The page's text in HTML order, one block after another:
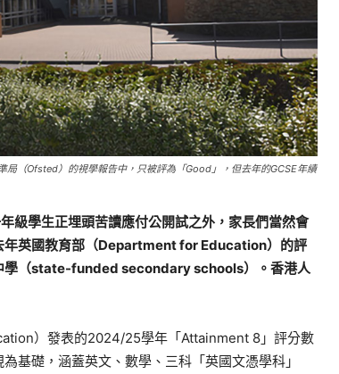
（Ofsted）的視學報告中，只被評為「Good」，但去年的GCSE年績
級學生正埋頭苦讀應付公開試之外，家長們當然會
年英國教育部（Department for Education）的評
學（state-funded secondary schools）。香港人
）發表的2024/25學年「Attainment 8」評分數
基礎，涵蓋英文、數學、三科「英國文憑學科」